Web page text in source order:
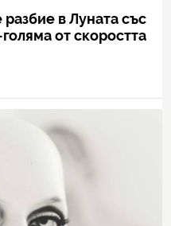
в Луната със
от скоростта